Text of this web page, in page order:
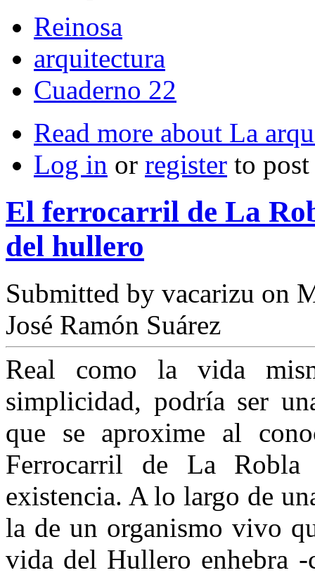
Reinosa
arquitectura
Cuaderno 22
Read more about La
Log in or register to
El ferrocarril de La
del hullero
Submitted by vacarizu on
José Ramón Suárez
Real como la vida
simplicidad, podría ser
que se aproxime al
Ferrocarril de La Robla
existencia. A lo largo de
la de un organismo vivo
vida del Hullero enhebra